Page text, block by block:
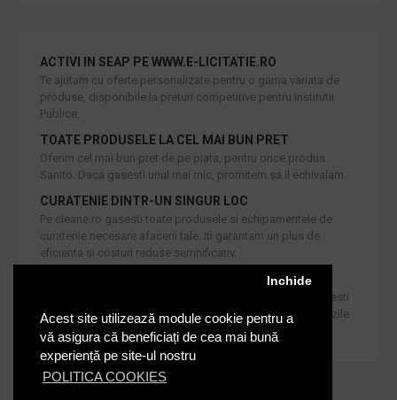
Acest site utilizează module cookie pentru a
vă asigura că beneficiați de cea mai bună
experiență pe site-ul nostru
POLITICA COOKIES
Inchide
ACTIVI IN SEAP PE WWW.E-LICITATIE.RO
Te ajutam cu oferte personalizate pentru o gama variata de
produse, disponibile la preturi competitive pentru Institutii
Publice.
TOATE PRODUSELE LA CEL MAI BUN PRET
Oferim cel mai bun pret de pe piata, pentru orice produs
Sanito. Daca gasesti unul mai mic, promitem sa il echivalam.
CURATENIE DINTR-UN SINGUR LOC
Pe cleane.ro gasesti toate produsele si echipamentele de
curatenie necesare afacerii tale. Iti garantam un plus de
eficienta si costuri reduse semnificativ.
Iti oferim produse de cea mai inalta calitate, dar daca doresti
inlocuirea sau returnarea lor, noi asiguram returul in 30 de zile
de la achizitie catre consumatori.